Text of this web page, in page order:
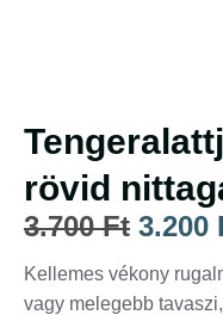
rövid
3.700Ft 3.200
Kellemes vékony
vagy melegebb